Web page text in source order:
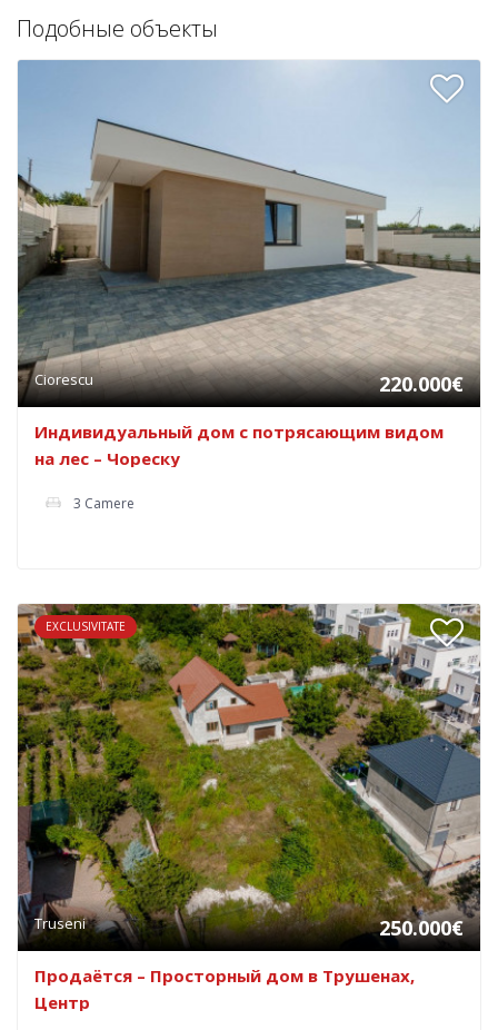
Подобные объекты
Ciorescu 220.000€
Индивидуальный дом с потрясающим видом
на лес – Чореску
3 Camere
EXCLUSIVITATE
Truseni 250.000€
Продаётся – Просторный дом в Трушенах,
Центр